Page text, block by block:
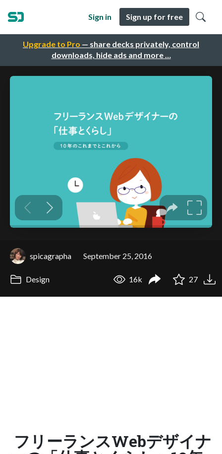
Upgrade to Pro — share decks privately, control
downloads, hide ads and more …
Sign in Sign up for free
spicagrapha September 25, 2016
Design 16k 27
フリーランスWebデザイナ